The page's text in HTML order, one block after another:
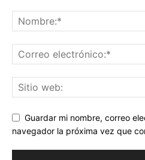
Guardar mi nombre, correo
navegador la próxima vez que